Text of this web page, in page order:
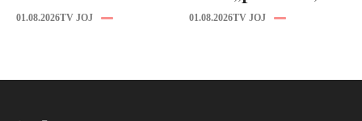
znovu milovať
01.08.2026TV JOJ
ktorého sa boja aj
01.08.2026TV JOJ